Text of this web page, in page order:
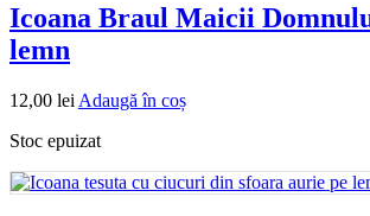
Icoana Braul Maicii
lemn
12,00 lei Adaugă în coș
Stoc epuizat